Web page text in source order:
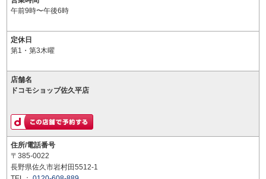
午前9時〜午後6時
定休日
第1・第3木曜
店舗名
ドコモショップ佐久平店
住所/電話番号
〒385-0022
長野県佐久市岩村田5512-1